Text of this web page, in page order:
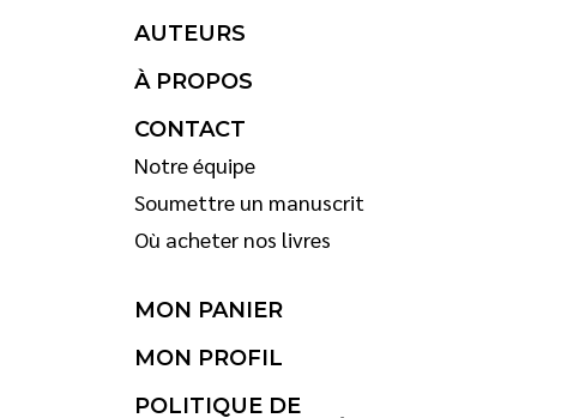
AUTEURS
À PROPOS
CONTACT
Notre équipe
Soumettre un manuscrit
Où acheter nos livres
MON PANIER
MON PROFIL
POLITIQUE DE